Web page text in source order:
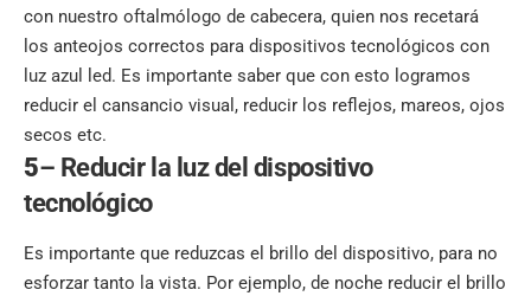
con nuestro oftalmólogo de cabecera, quien nos recetará
los anteojos correctos para dispositivos tecnológicos con
luz azul led. Es importante saber que con esto logramos
reducir el cansancio visual, reducir los reflejos, mareos, ojos
secos etc.
5– Reducir la luz del dispositivo
tecnológico
Es importante que reduzcas el brillo del dispositivo, para no
esforzar tanto la vista. Por ejemplo, de noche reducir el brillo